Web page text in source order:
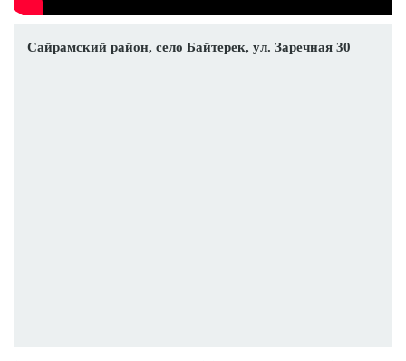
Сайрамский район, село Байтерек, ул. Заречная 30